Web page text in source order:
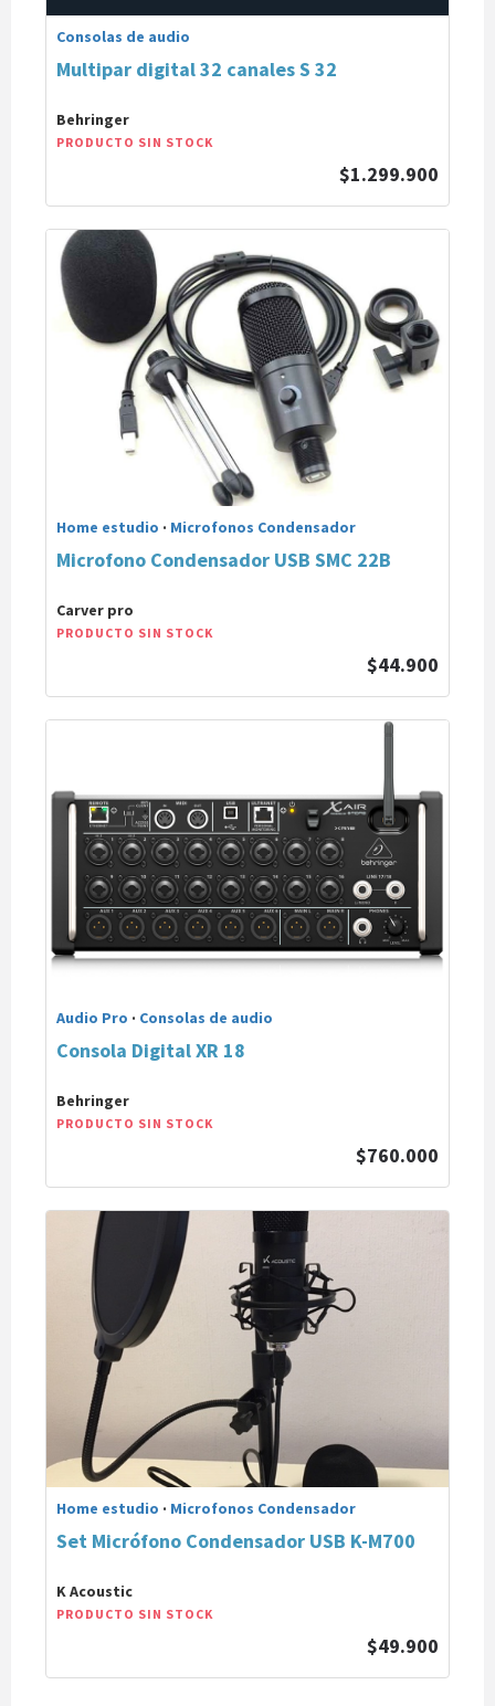
Consolas de audio
Multipar digital 32 canales S 32
Behringer
PRODUCTO SIN STOCK
$1.299.900
Home estudio · Microfonos Condensador
Microfono Condensador USB SMC 22B
Carver pro
PRODUCTO SIN STOCK
$44.900
Audio Pro · Consolas de audio
Consola Digital XR 18
Behringer
PRODUCTO SIN STOCK
$760.000
Home estudio · Microfonos Condensador
Set Micrófono Condensador USB K-M700
K Acoustic
PRODUCTO SIN STOCK
$49.900